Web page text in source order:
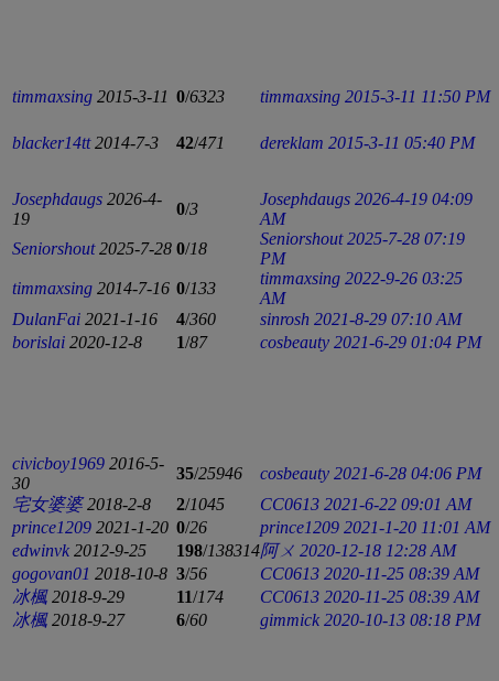
timmaxsing 2015-3-11 0/6323 timmaxsing 2015-3-11 11:50 PM
blacker14tt 2014-7-3 42/471 dereklam 2015-3-11 05:40 PM
Josephdaugs 2026-4-
19
0/3
Josephdaugs 2026-4-19 04:09
AM
Seniorshout 2025-7-28 0/18
Seniorshout 2025-7-28 07:19
PM
timmaxsing 2014-7-16 0/133
timmaxsing 2022-9-26 03:25
AM
DulanFai 2021-1-16 4/360 sinrosh 2021-8-29 07:10 AM
borislai 2020-12-8 1/87 cosbeauty 2021-6-29 01:04 PM
civicboy1969 2016-5-
30
35/25946 cosbeauty 2021-6-28 04:06 PM
宅女婆婆 2018-2-8 2/1045 CC0613 2021-6-22 09:01 AM
prince1209 2021-1-20 0/26 prince1209 2021-1-20 11:01 AM
edwinvk 2012-9-25 198/138314阿ㄨ 2020-12-18 12:28 AM
gogovan01 2018-10-8 3/56 CC0613 2020-11-25 08:39 AM
冰楓 2018-9-29 11/174 CC0613 2020-11-25 08:39 AM
冰楓 2018-9-27 6/60 gimmick 2020-10-13 08:18 PM